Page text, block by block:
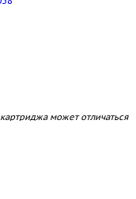
может отличаться